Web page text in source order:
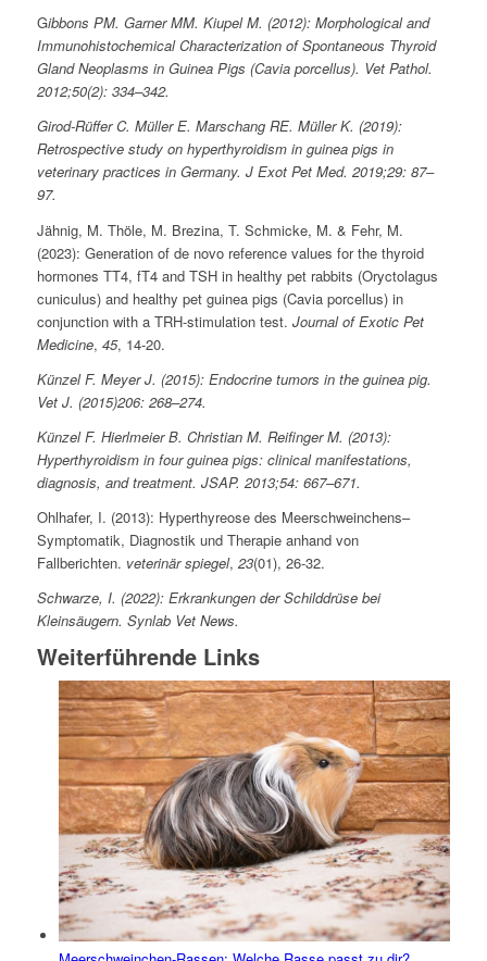
Gibbons PM. Garner MM. Kiupel M. (2012): Morphological and
Immunohistochemical Characterization of Spontaneous Thyroid
Gland Neoplasms in Guinea Pigs (Cavia porcellus). Vet Pathol.
2012;50(2): 334–342.
Girod-Rüffer C. Müller E. Marschang RE. Müller K. (2019):
Retrospective study on hyperthyroidism in guinea pigs in
veterinary practices in Germany. J Exot Pet Med. 2019;29: 87–
97.
Jähnig, M. Thöle, M. Brezina, T. Schmicke, M. & Fehr, M.
(2023): Generation of de novo reference values for the thyroid
hormones TT4, fT4 and TSH in healthy pet rabbits (Oryctolagus
cuniculus) and healthy pet guinea pigs (Cavia porcellus) in
conjunction with a TRH-stimulation test. Journal of Exotic Pet
Medicine, 45, 14-20.
Künzel F. Meyer J. (2015): Endocrine tumors in the guinea pig.
Vet J. (2015)206: 268–274.
Künzel F. Hierlmeier B. Christian M. Reifinger M. (2013):
Hyperthyroidism in four guinea pigs: clinical manifestations,
diagnosis, and treatment. JSAP. 2013;54: 667–671.
Ohlhafer, I. (2013): Hyperthyreose des Meerschweinchens–
Symptomatik, Diagnostik und Therapie anhand von
Fallberichten. veterinär spiegel, 23(01), 26-32.
Schwarze, I. (2022): Erkrankungen der Schilddrüse bei
Kleinsäugern. Synlab Vet News.
Weiterführende Links